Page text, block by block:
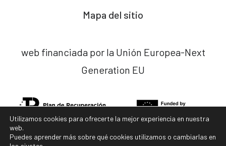
Mapa del sitio
web financiada por la Unión Europea-Next
Generation EU
Utilizamos cookies para ofrecerte la mejor experiencia en nuestra
web.
Puedes aprender más sobre qué cookies utilizamos o cambiarlas en